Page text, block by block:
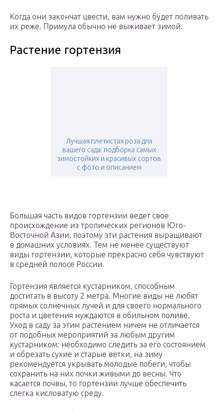
Когда они закончат цвести, вам нужно будет поливать
их реже. Примула обычно не выживает зимой.
Растение гортензия
Лучшая плетистая роза для
вашего сада: подборка самых
зимостойких и красивых сортов
с фото и описанием
Большая часть видов гортензии ведет свое
происхождение из тропических регионов Юго-
Восточной Азии, поэтому эти растения выращивают
в домашних условиях. Тем не менее существуют
виды гортензии, которые прекрасно себя чувствуют
в средней полосе России.
Гортензия является кустарником, способным
достигать в высоту 2 метра. Многие виды не любят
прямых солнечных лучей и для своего нормального
роста и цветения нуждаются в обильном поливе.
Уход в саду за этим растением ничем не отличается
от подобных мероприятий за любым другим
кустарником: необходимо следить за его состоянием
и обрезать сухие и старые ветки, на зиму
рекомендуется укрывать молодые побеги, чтобы
сохранить на них почки живыми до весны. Что
касается почвы, то гортензии лучше обеспечить
слегка кисловатую среду.